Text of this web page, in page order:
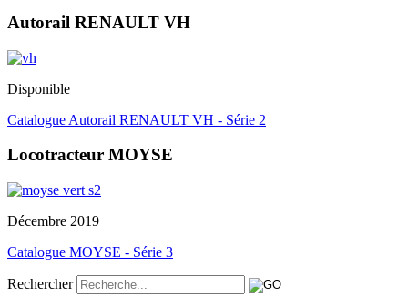
Autorail RENAULT VH
Disponible
Catalogue Autorail RENAULT VH - Série 2
Locotracteur MOYSE
Décembre 2019
Catalogue MOYSE - Série 3
Rechercher